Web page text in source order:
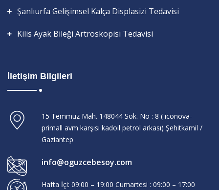
Şanlıurfa Gelişimsel Kalça Displasizi Tedavisi
Kilis Ayak Bileği Artroskopisi Tedavisi
İletişim Bilgileri
15 Temmuz Mah. 148044 Sok. No : 8 ( iconova-
primall avm karşısı kadoil petrol arkası) Şehitkamil /
Gaziantep
info@oguzcebesoy.com
Hafta İçi: 09:00 – 19:00 Cumartesi : 09:00 – 17:00